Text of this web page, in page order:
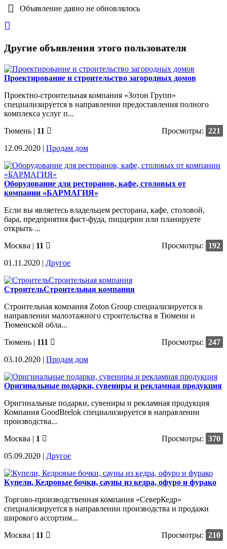
Объявление давно не обновлялось
Другие объявления этого пользователя
Проектирование и строительство загородных домов
Проектно-строительная компания «Зотон Групп»
специализируется в направлении предоставления полного
комплекса услуг п...
Тюмень | 11 Просмотры: 221
12.09.2020 | Продам дом
Оборудование для ресторанов, кафе, столовых от
компании «БАРМАГИЯ»
Если вы являетесь владельцем ресторана, кафе, столовой,
бара, предприятия фаст-фуда, пиццерии или планируете
открыть ...
Москва | 11 Просмотры:
192
01.11.2020 | Другое
СтроительСтроительная компания
Строительная компания Zoton Group специализируется в
направлении малоэтажного строительства в Тюмени и
Тюменской обла...
Тюмень | 111 Просмотры: 247
03.10.2020 | Продам дом
Оригинальные подарки, сувениры и рекламная продукция
Оригинальные подарки, сувениры и рекламная продукция
Компания GoodBrelok специализируется в направлении
производства...
Москва | 1 Просмотры: 370
05.09.2020 | Другое
Купели, Кедровые бочки, сауны из кедра, офуро и фурако
Торгово-производственная компания «СеверКедр»
специализируется в направлении производства и продажи
широкого ассортим...
Москва | 11 Просмотры: 210